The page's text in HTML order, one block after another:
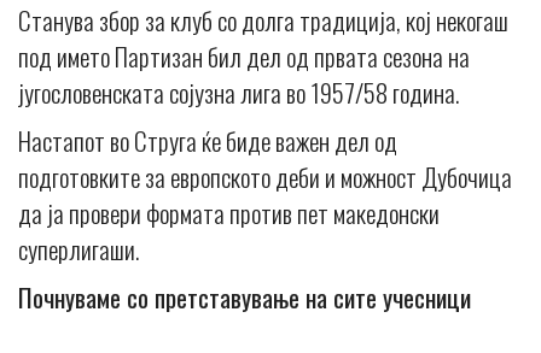
Станува збор за клуб со долга традиција, кој некогаш
под името Партизан бил дел од првата сезона на
југословенската сојузна лига во 1957/58 година.
Настапот во Струга ќе биде важен дел од
подготовките за европското деби и можност Дубочица
да ја провери формата против пет македонски
суперлигаши.
Почнуваме со претставување на сите учесници